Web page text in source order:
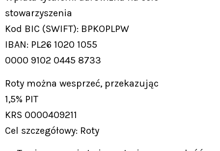
stowarzyszenia
Kod BIC (SWIFT): BPKOPLPW
IBAN: PL26 1020 1055
0000 9102 0445 8733
Roty można wesprzeć, przekazując
1,5% PIT
KRS 0000409211
Cel szczegółowy: Roty